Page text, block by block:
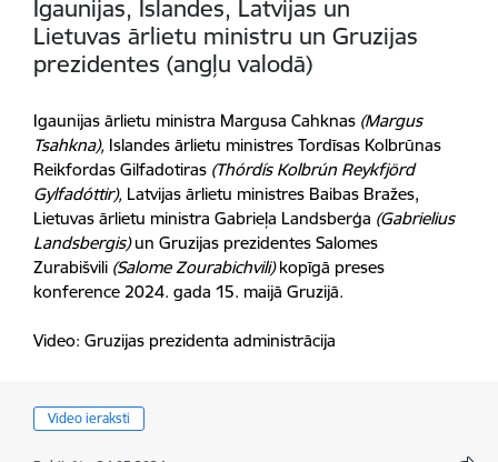
Igaunijas, Islandes, Latvijas un
Lietuvas ārlietu ministru un Gruzijas
prezidentes (angļu valodā)
Igaunijas ārlietu ministra Margusa Cahknas (Margus
Tsahkna), Islandes ārlietu ministres Tordīsas Kolbrūnas
Reikfordas Gilfadotiras (Thórdís Kolbrún Reykfjörd
Gylfadóttir), Latvijas ārlietu ministres Baibas Bražes,
Lietuvas ārlietu ministra Gabrieļa Landsberģa (Gabrielius
Landsbergis)un Gruzijas prezidentes Salomes
Zurabišvili (Salome Zourabichvili)kopīgā preses
konference 2024. gada 15. maijā Gruzijā.
Video: Gruzijas prezidenta administrācija
Video ieraksti